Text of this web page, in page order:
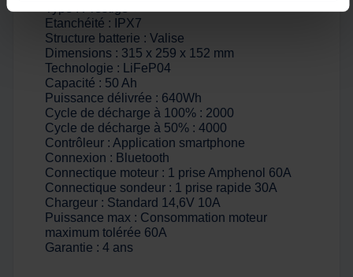
Type : Prestige +
Etanchéité : IPX7
Structure batterie : Valise
Dimensions : 315 x 259 x 152 mm
Technologie : LiFeP04
Capacité : 50 Ah
Puissance délivrée : 640Wh
Cycle de décharge à 100% : 2000
Cycle de décharge à 50% : 4000
Contrôleur : Application smartphone
Connexion : Bluetooth
Connectique moteur : 1 prise Amphenol 60A
Connectique sondeur : 1 prise rapide 30A
Chargeur : Standard 14,6V 10A
Puissance max : Consommation moteur
maximum tolérée 60A
Garantie : 4 ans